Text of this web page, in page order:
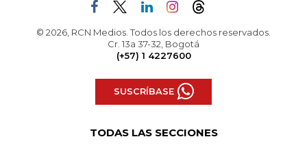
© 2026, RCN Medios. Todos los derechos reservados.
Cr. 13a 37-32, Bogotá
(+57) 1 4227600
SUSCRÍBASE
TODAS LAS SECCIONES